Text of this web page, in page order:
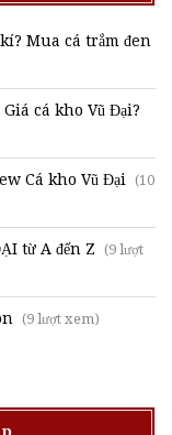
Mua cá trắm đen
cá kho Vũ Đại?
Cá kho Vũ Đại (10
từ A đến Z (9 lượt
(9 lượt xem)